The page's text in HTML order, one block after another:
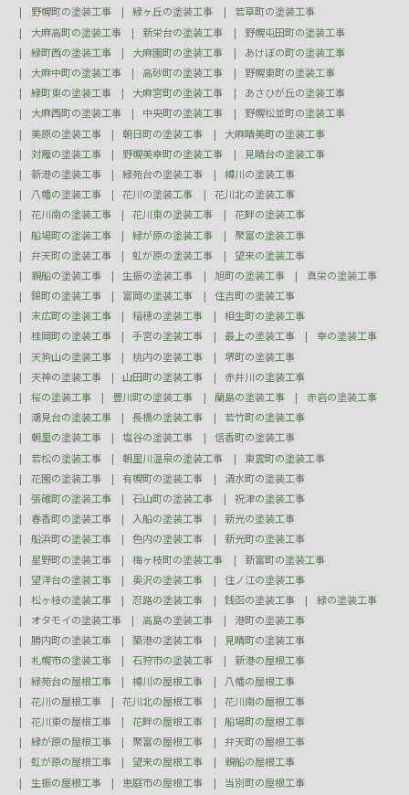
野幌町の塗装工事
緑ヶ丘の塗装工事
若草町の塗装工事
大麻高町の塗装工事
新栄台の塗装工事
野幌屯田町の塗装工事
緑町西の塗装工事
大麻園町の塗装工事
あけぼの町の塗装工事
大麻中町の塗装工事
高砂町の塗装工事
野幌東町の塗装工事
緑町東の塗装工事
大麻宮町の塗装工事
あさひが丘の塗装工事
大麻西町の塗装工事
中央町の塗装工事
野幌松並町の塗装工事
美原の塗装工事
朝日町の塗装工事
大麻晴美町の塗装工事
対雁の塗装工事
野幌美幸町の塗装工事
見晴台の塗装工事
新港の塗装工事
緑苑台の塗装工事
樽川の塗装工事
八幡の塗装工事
花川の塗装工事
花川北の塗装工事
花川南の塗装工事
花川東の塗装工事
花畔の塗装工事
船場町の塗装工事
緑が原の塗装工事
聚富の塗装工事
弁天町の塗装工事
虹が原の塗装工事
望来の塗装工事
親船の塗装工事
生振の塗装工事 旭町の塗装工事
真栄の塗装工事
錦町の塗装工事
富岡の塗装工事
住吉町の塗装工事
末広町の塗装工事
稲穂の塗装工事
相生町の塗装工事
桂岡町の塗装工事
手宮の塗装工事 最上の塗装工事
幸の塗装工事
天狗山の塗装工事
桃内の塗装工事
堺町の塗装工事
天神の塗装工事
山田町の塗装工事
赤井川の塗装工事
桜の塗装工事
豊川町の塗装工事 蘭島の塗装工事
赤岩の塗装工事
潮見台の塗装工事
長橋の塗装工事
若竹町の塗装工事
朝里の塗装工事
塩谷の塗装工事
信香町の塗装工事
若松の塗装工事
朝里川温泉の塗装工事
東雲町の塗装工事
花園の塗装工事
有幌町の塗装工事
清水町の塗装工事
張碓町の塗装工事
石山町の塗装工事
祝津の塗装工事
春香町の塗装工事
入船の塗装工事
新光の塗装工事
船浜町の塗装工事
色内の塗装工事
新光町の塗装工事
星野町の塗装工事
梅ヶ枝町の塗装工事
新富町の塗装工事
望洋台の塗装工事
奥沢の塗装工事
住ノ江の塗装工事
松ヶ枝の塗装工事
忍路の塗装工事 銭函の塗装工事
緑の塗装工事
オタモイの塗装工事
高島の塗装工事
港町の塗装工事
勝内町の塗装工事
築港の塗装工事
見晴町の塗装工事
札幌市の塗装工事
石狩市の塗装工事
新港の屋根工事
緑苑台の屋根工事
樽川の屋根工事
八幡の屋根工事
花川の屋根工事
花川北の屋根工事
花川南の屋根工事
花川東の屋根工事
花畔の屋根工事
船場町の屋根工事
緑が原の屋根工事
聚富の屋根工事
弁天町の屋根工事
虹が原の屋根工事
望来の屋根工事
親船の屋根工事
生振の屋根工事
恵庭市の屋根工事
当別町の屋根工事